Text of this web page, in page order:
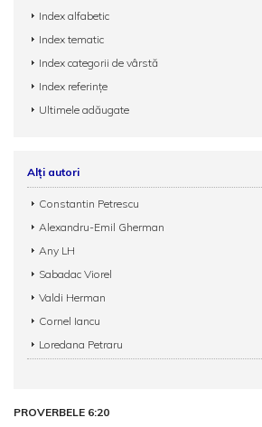
Index alfabetic
Index tematic
Index categorii de vârstă
Index referințe
Ultimele adăugate
Alți autori
Constantin Petrescu
Alexandru-Emil Gherman
Any LH
Sabadac Viorel
Valdi Herman
Cornel Iancu
Loredana Petraru
PROVERBELE 6:20